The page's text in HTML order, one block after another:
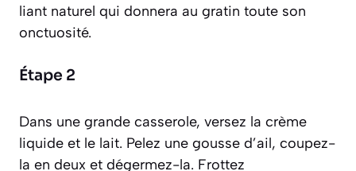
liant naturel qui donnera au gratin toute son
onctuosité.
Étape 2
Dans une grande casserole, versez la crème
liquide et le lait. Pelez une gousse d’ail, coupez-
la en deux et dégermez-la. Frottez